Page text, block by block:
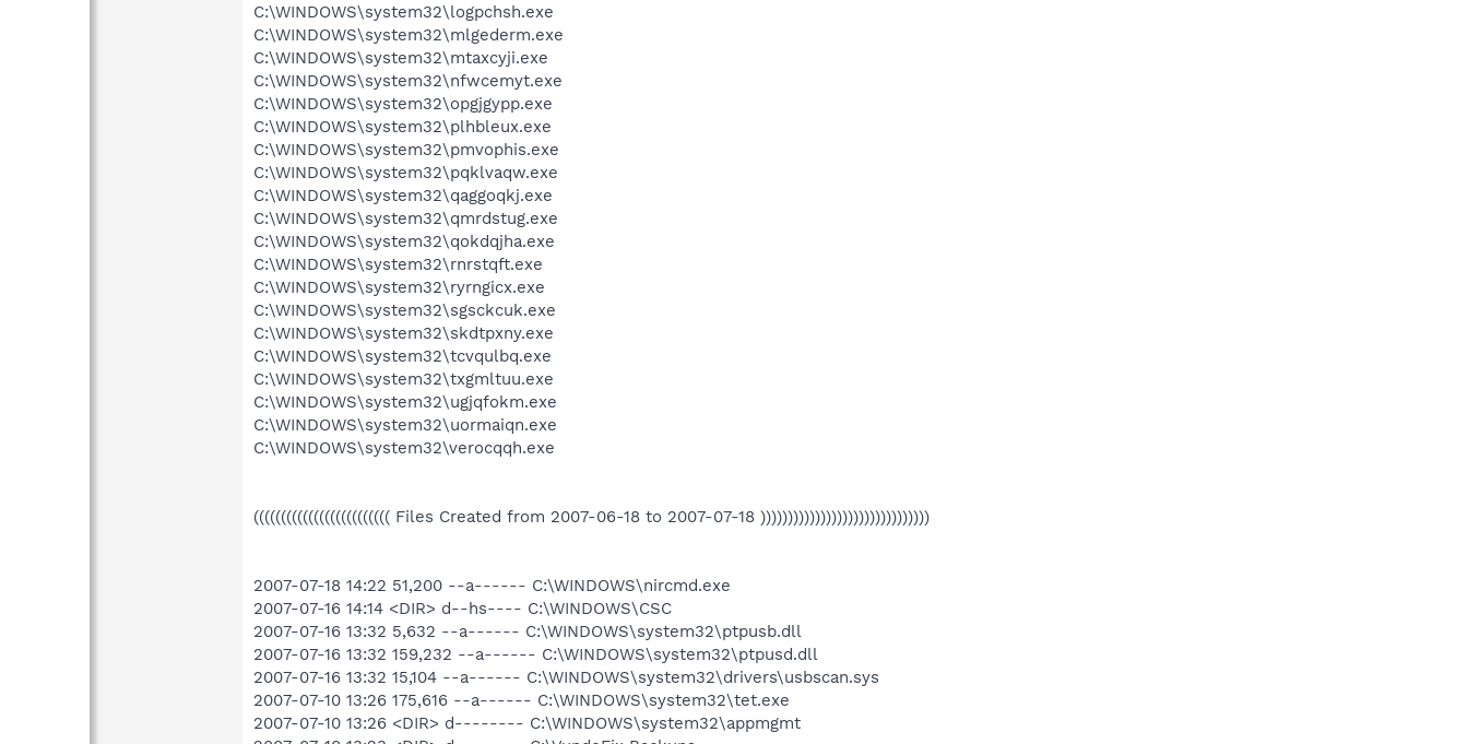
C:\WINDOWS\system32\logpchsh.exe
C:\WINDOWS\system32\mlgederm.exe
C:\WINDOWS\system32\mtaxcyji.exe
C:\WINDOWS\system32\nfwcemyt.exe
C:\WINDOWS\system32\opgjgypp.exe
C:\WINDOWS\system32\plhbleux.exe
C:\WINDOWS\system32\pmvophis.exe
C:\WINDOWS\system32\pqklvaqw.exe
C:\WINDOWS\system32\qaggoqkj.exe
C:\WINDOWS\system32\qmrdstug.exe
C:\WINDOWS\system32\qokdqjha.exe
C:\WINDOWS\system32\rnrstqft.exe
C:\WINDOWS\system32\ryrngicx.exe
C:\WINDOWS\system32\sgsckcuk.exe
C:\WINDOWS\system32\skdtpxny.exe
C:\WINDOWS\system32\tcvqulbq.exe
C:\WINDOWS\system32\txgmltuu.exe
C:\WINDOWS\system32\ugjqfokm.exe
C:\WINDOWS\system32\uormaiqn.exe
C:\WINDOWS\system32\verocqqh.exe
((((((((((((((((((((((((( Files Created from 2007-06-18 to 2007-07-18 )))))))))))))))))))))))))))))))
2007-07-18 14:22 51,200 --a------ C:\WINDOWS\nircmd.exe
2007-07-16 14:14 <DIR> d--hs---- C:\WINDOWS\CSC
2007-07-16 13:32 5,632 --a------ C:\WINDOWS\system32\ptpusb.dll
2007-07-16 13:32 159,232 --a------ C:\WINDOWS\system32\ptpusd.dll
2007-07-16 13:32 15,104 --a------ C:\WINDOWS\system32\drivers\usbscan.sys
2007-07-10 13:26 175,616 --a------ C:\WINDOWS\system32\tet.exe
2007-07-10 13:26 <DIR> d-------- C:\WINDOWS\system32\appmgmt